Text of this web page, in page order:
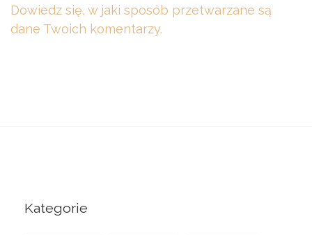
Dowiedz się, w jaki sposób przetwarzane są
dane Twoich komentarzy.
Kategorie